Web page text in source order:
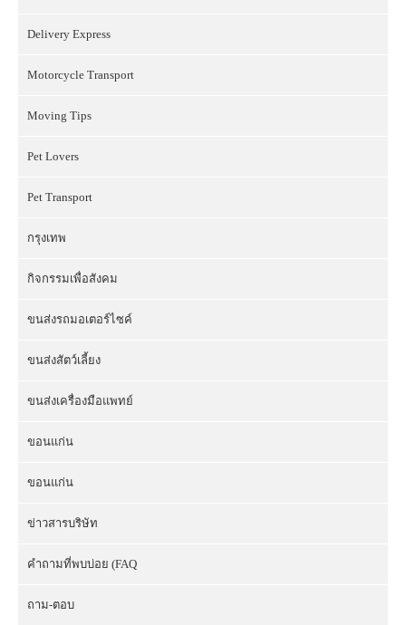
Delivery Express
Motorcycle Transport
Moving Tips
Pet Lovers
Pet Transport
กรุงเทพ
กิจกรรมเพื่อสังคม
ขนส่งรถมอเตอร์ไซค์
ขนส่งสัตว์เลี้ยง
ขนส่งเครื่องมือแพทย์
ขอนแก่น
ขอนแก่น
ข่าวสารบริษัท
คำถามที่พบบ่อย (FAQ
ถาม-ตอบ